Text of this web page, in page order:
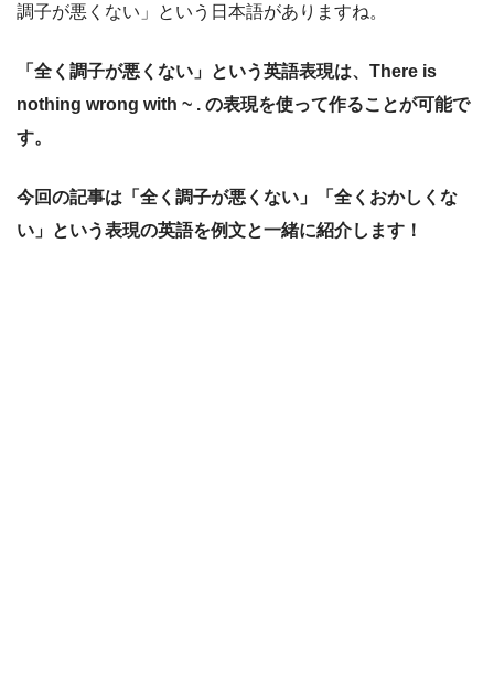
調子が悪くない」という日本語がありますね。
「全く調子が悪くない」という英語表現は、 There is
nothing wrong with ~ . の表現を使って作ることが可能で
す。
今回の記事は「全く調子が悪くない」「全くおかしくな
い」 という表現の英語を例文と一緒に紹介します！